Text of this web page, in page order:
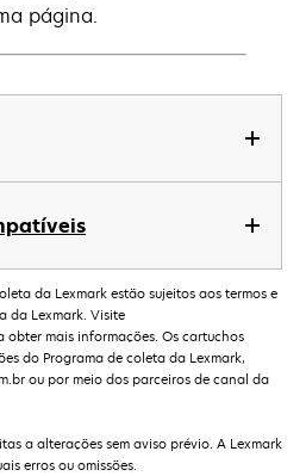
página.
da Lexmark estão sujeitos aos termos e
da Lexmark. Visite
mais informações. Os cartuchos
do Programa de coleta da Lexmark,
ou por meio dos parceiros de canal da
a alterações sem aviso prévio. A Lexmark
erros ou omissões.